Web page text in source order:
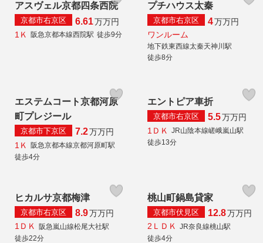
アスヴェル京都四条西院
京都市右京区 6.61万万円
1Ｋ
阪急京都本線西院駅 徒歩9分
プチハウス太秦
京都市右京区 4万万円
ワンルーム
地下鉄東西線太秦天神川駅
徒歩8分
エステムコート京都河原
町プレジール
京都市下京区 7.2万万円
1Ｋ
阪急京都本線京都河原町駅
徒歩4分
エントピア車折
京都市右京区 5.5万万円
1ＤＫ
JR山陰本線嵯峨嵐山駅
徒歩13分
ヒカルサ京都梅津
京都市右京区 8.9万万円
1ＤＫ 阪急嵐山線松尾大社駅
徒歩22分
桃山町鍋島貸家
京都市伏見区 12.8万万円
2ＬＤＫ JR奈良線桃山駅
徒歩4分